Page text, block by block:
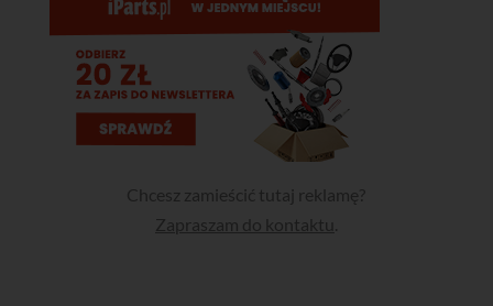
Chcesz zamieścić tutaj reklamę?
Zapraszam do kontaktu